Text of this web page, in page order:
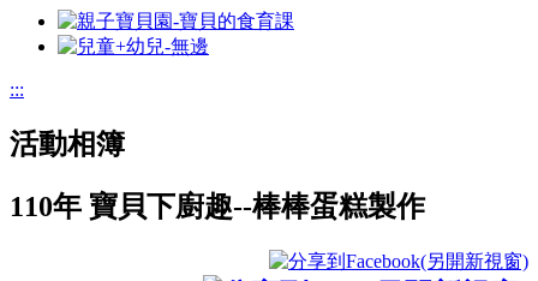
:::
活動相簿
110年 寶貝下廚趣--棒棒蛋糕製作